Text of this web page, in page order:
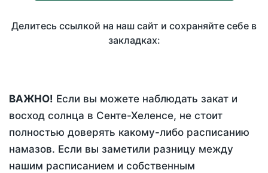
Делитесь ссылкой на наш сайт и сохраняйте себе в
закладках:
ВАЖНО! Если вы можете наблюдать закат и
восход солнца в Сенте-Хеленсе, не стоит
полностью доверять какому-либо расписанию
намазов. Если вы заметили разницу между
нашим расписанием и собственным